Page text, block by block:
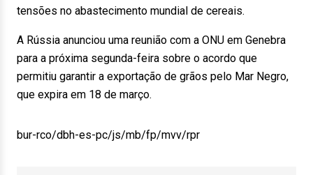
tensões no abastecimento mundial de cereais.
A Rússia anunciou uma reunião com a ONU em Genebra
para a próxima segunda-feira sobre o acordo que
permitiu garantir a exportação de grãos pelo Mar Negro,
que expira em 18 de março.
bur-rco/dbh-es-pc/js/mb/fp/mvv/rpr